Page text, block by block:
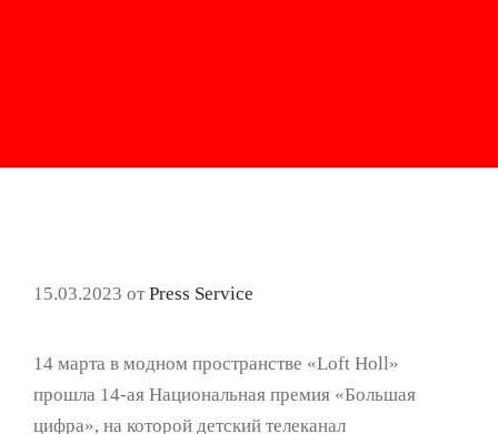
15.03.2023 отPress Service
14 марта в модном пространстве «Loft Holl»
прошла 14-ая Национальная премия «Большая
цифра», на которой детский телеканал